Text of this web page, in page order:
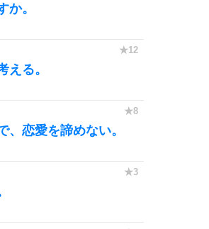
。
る。
恋愛を諦めない。